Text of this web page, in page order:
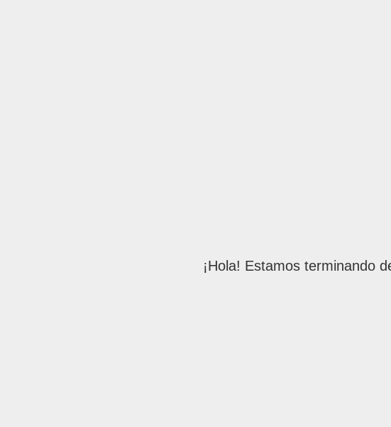
¡Hola! Estamos terminando